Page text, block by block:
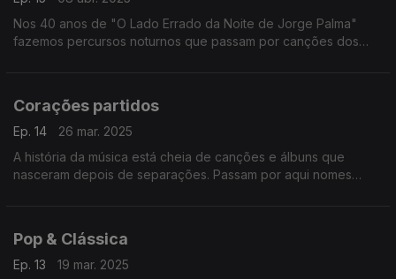
Nos 40 anos de "O Lado Errado da Noite de Jorge Palma"
fazemos percursos noturnos que passam por canções dos
Corações partidos
Ep. 14
26 mar. 2025
A história da música está cheia de canções e álbuns que
nasceram depois de separações. Passam por aqui nomes
Pop & Clássica
Ep. 13
19 mar. 2025